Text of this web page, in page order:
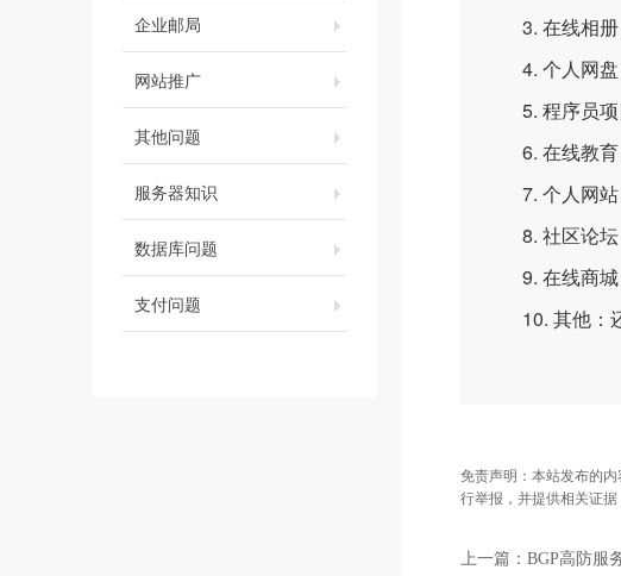
企业邮局
网站推广
其他问题
服务器知识
数据库问题
支付问题
3. 在线相册
4. 个人网盘
5. 程序员项
6. 在线教育
7. 个人网站
8. 社区论坛
9. 在线商城
10. 其他：还
免责声明：本站发布的
行举报，并提供相关证据
上一篇： BGP高防服